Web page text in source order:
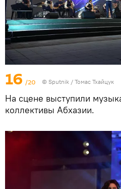
16 /20 © Sputnik / Томас Тхайцук
На сцене выступили
коллективы Абхазии.